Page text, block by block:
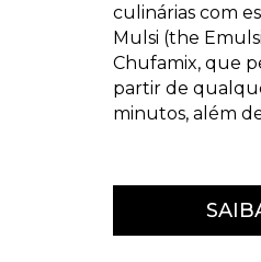
culinárias com
Mulsi (the
Chufamix, que
partir de
minutos, além